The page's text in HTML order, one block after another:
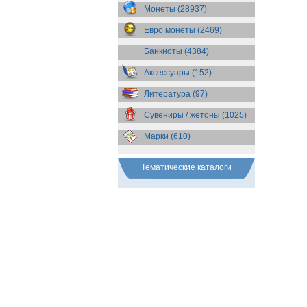
Бразилия(55)
Брит. Антарктические
территории(36)
Брит. Виргинские острова(47)
Брит. Восточная Африка
Брит. Западная Африка(25)
Брит. Ост-Индийская компания
(11)
Брит. территория в Индийском
океане(24)
Бруней(4)
Бурунди(2)
Бутан(10)
Ватикан(85)
Великобритания(308)
Венгрия(179)
Монеты (28937)
Евро монеты (2469)
Банкноты (4384)
Аксессуары (152)
Литература (97)
Сувениры / жетоны (1025)
Марки (610)
Тематические каталоги